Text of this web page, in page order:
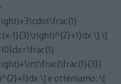
1}{3}\right)^{2}+1}dx \] \[
\] e otteniamo: \[